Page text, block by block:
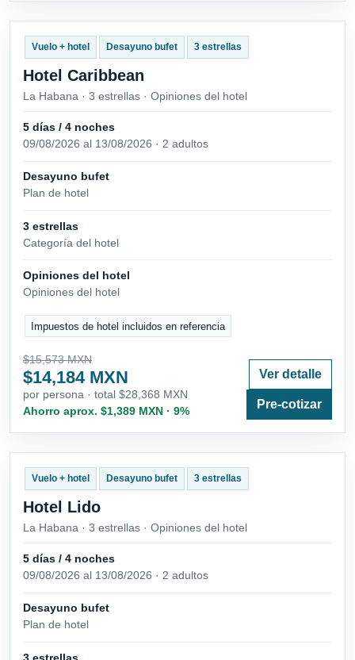
Vuelo + hotel Desayuno bufet 3 estrellas
Hotel Caribbean
La Habana · 3 estrellas · Opiniones del hotel
5 días / 4 noches
09/08/2026 al 13/08/2026 · 2 adultos
Desayuno bufet
Plan de hotel
3 estrellas
Categoría del hotel
Opiniones del hotel
Opiniones del hotel
Impuestos de hotel incluidos en referencia
$15,573 MXN
$14,184 MXN
por persona · total $28,368 MXN
Ahorro aprox. $1,389 MXN · 9%
Ver detalle
Pre-cotizar
Vuelo + hotel Desayuno bufet 3 estrellas
Hotel Lido
La Habana · 3 estrellas · Opiniones del hotel
5 días / 4 noches
09/08/2026 al 13/08/2026 · 2 adultos
Desayuno bufet
Plan de hotel
3 estrellas